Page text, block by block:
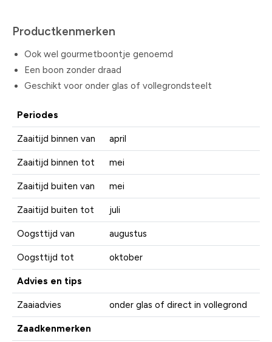
Productkenmerken
Ook wel gourmetboontje genoemd
Een boon zonder draad
Geschikt voor onder glas of vollegrondsteelt
Periodes
Zaaitijd binnen van april
Zaaitijd binnen tot mei
Zaaitijd buiten van mei
Zaaitijd buiten tot juli
Oogsttijd van augustus
Oogsttijd tot oktober
Advies en tips
Zaaiadvies onder glas of direct in vollegrond
Zaadkenmerken